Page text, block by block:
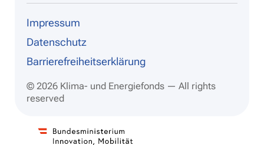
Impressum
Datenschutz
Barrierefreiheitserklärung
© 2026 Klima- und Energiefonds — All rights
reserved